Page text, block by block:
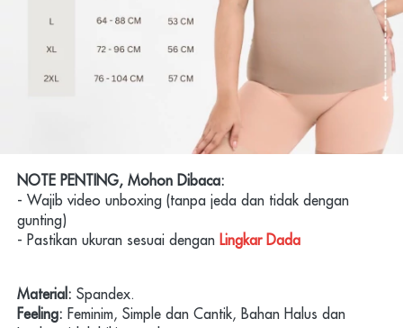
NOTE PENTING, Mohon Dibaca:
- Wajib video unboxing (tanpa jeda dan tidak dengan
gunting)
- Pastikan ukuran sesuai dengan Lingkar Dada
Material: Spandex.
Feeling: Feminim, Simple dan Cantik, Bahan Halus dan